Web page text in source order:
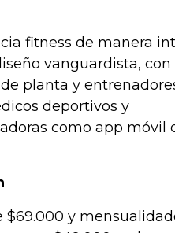
fitness de manera
vanguardista, con
planta y
deportivos y
como app móvil
y